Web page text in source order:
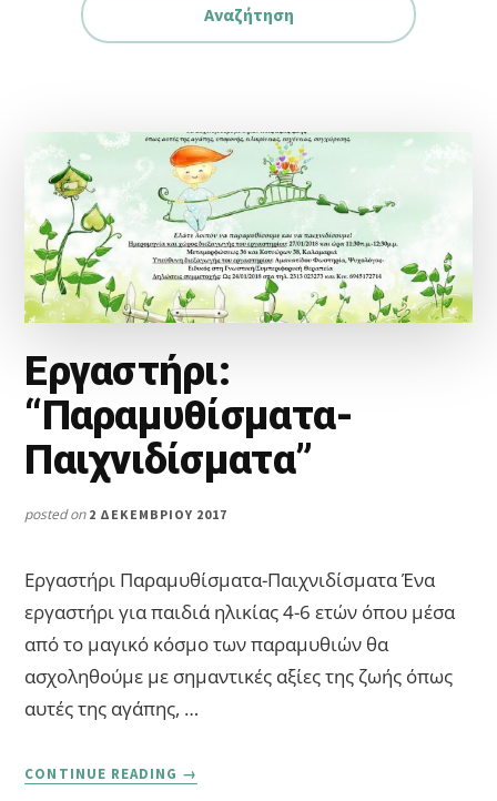
Εργαστήρι:
“Παραμυθίσματα-
Παιχνιδίσματα”
posted on 2 ΔΕΚΕΜΒΡΊΟΥ 2017
Εργαστήρι Παραμυθίσματα-Παιχνιδίσματα Ένα
εργαστήρι για παιδιά ηλικίας 4-6 ετών όπου μέσα
από το μαγικό κόσμο των παραμυθιών θα
ασχοληθούμε με σημαντικές αξίες της ζωής όπως
αυτές της αγάπης, …
CONTINUE READING
ΕΡΓΑΣΤΉΡΙ:
→